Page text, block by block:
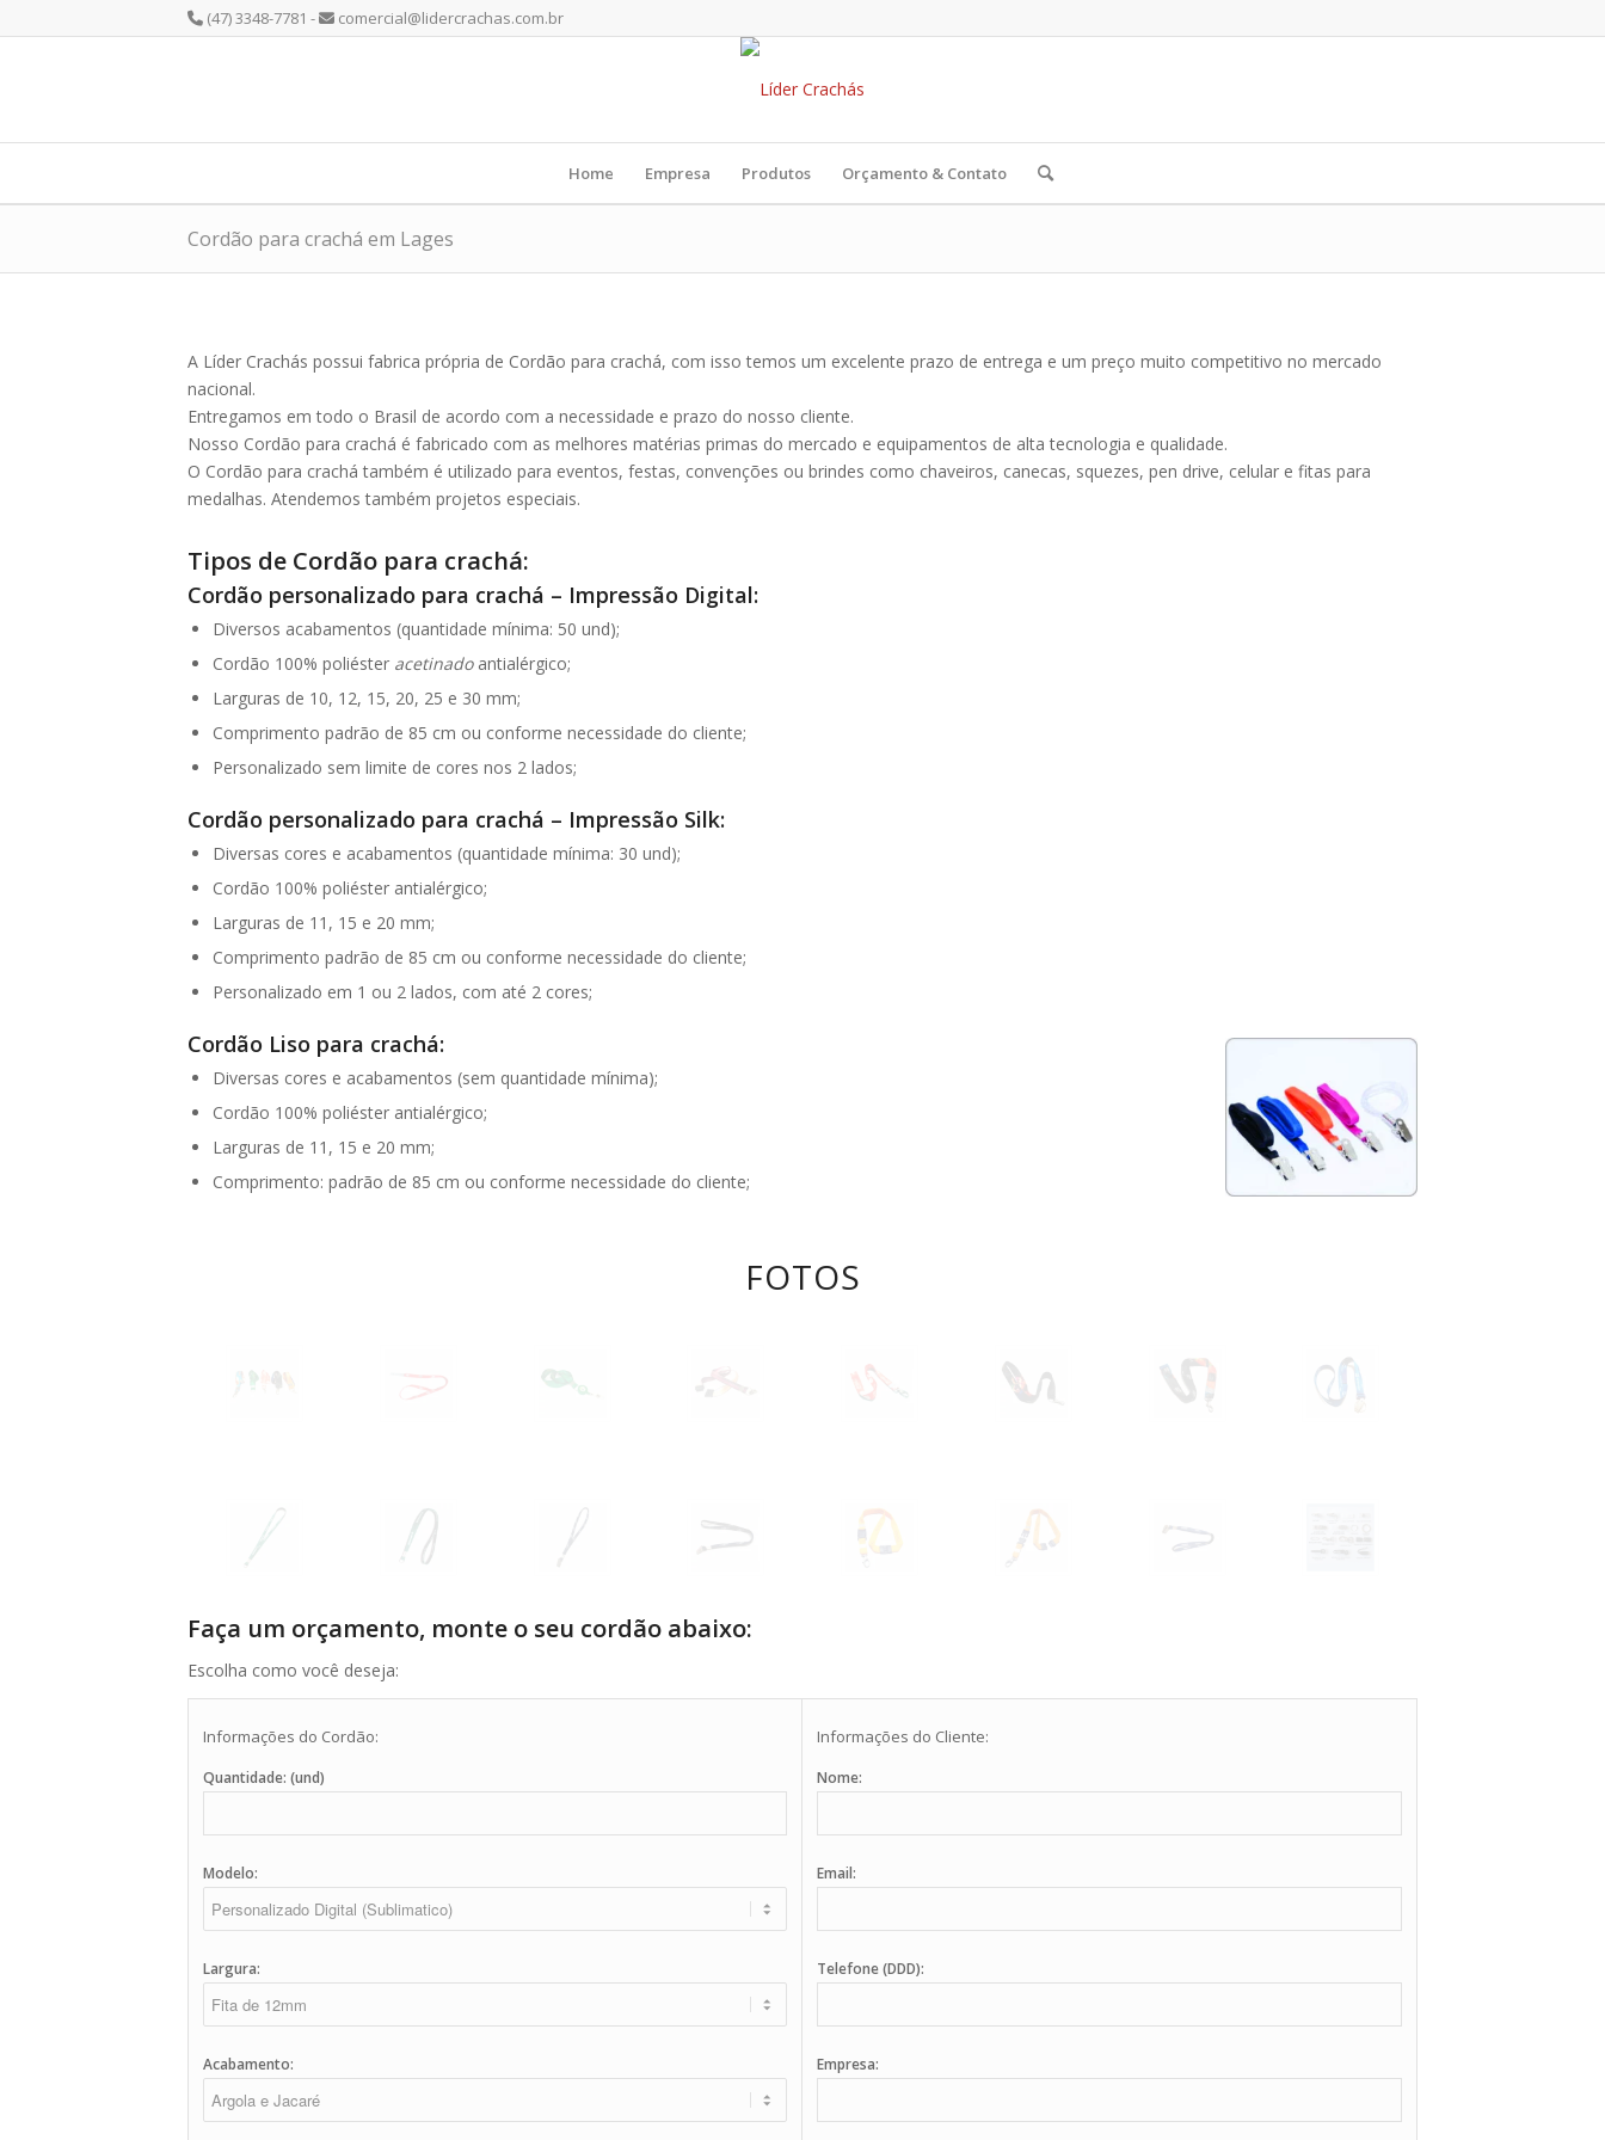
(47) 3348-7781 - comercial@lidercrachas.com.br
Home Empresa Produtos Orçamento & Contato
Cordão para crachá em Lages
A Líder Crachás possui fabrica própria de Cordão para crachá, com isso temos um excelente prazo de entrega e um preço muito competitivo no mercado
nacional.
Entregamos em todo o Brasil de acordo com a necessidade e prazo do nosso cliente.
Nosso Cordão para crachá é fabricado com as melhores matérias primas do mercado e equipamentos de alta tecnologia e qualidade.
O Cordão para crachá também é utilizado para eventos, festas, convenções ou brindes como chaveiros, canecas, squezes, pen drive, celular e fitas para
medalhas. Atendemos também projetos especiais.
Tipos de Cordão para crachá:
Cordão personalizado para crachá – Impressão Digital:
Diversos acabamentos (quantidade mínima: 50 und);
Cordão 100% poliéster acetinadoantialérgico;
Larguras de 10, 12, 15, 20, 25 e 30 mm;
Comprimento padrão de 85 cm ou conforme necessidade do cliente;
Personalizado sem limite de cores nos 2 lados;
Cordão personalizado para crachá – Impressão Silk:
Diversas cores e acabamentos (quantidade mínima: 30 und);
Cordão 100% poliéster antialérgico;
Larguras de 11, 15 e 20 mm;
Comprimento padrão de 85 cm ou conforme necessidade do cliente;
Personalizado em 1 ou 2 lados, com até 2 cores;
Cordão Liso para crachá:
Diversas cores e acabamentos (sem quantidade mínima);
Cordão 100% poliéster antialérgico;
Larguras de 11, 15 e 20 mm;
Comprimento: padrão de 85 cm ou conforme necessidade do cliente;
FOTOS
Faça um orçamento, monte o seu cordão abaixo:
Escolha como você deseja:
Informações do Cordão:
Quantidade: (und)
Modelo:
Largura:
Acabamento:
Informações do Cliente:
Nome:
Email:
Telefone (DDD):
Empresa: